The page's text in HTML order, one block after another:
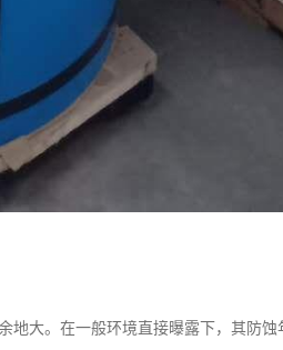
地大。在一般环境直接曝露下，其防蚀